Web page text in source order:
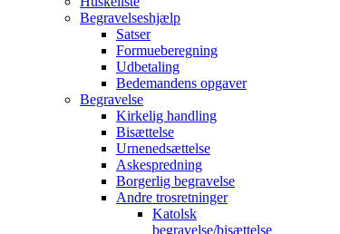
Begravelseshjælp
Satser
Formueberegning
Udbetaling
Bedemandens opgaver
Begravelse
Kirkelig handling
Bisættelse
Urnenedsættelse
Askespredning
Borgerlig begravelse
Andre trosretninger
Katolsk
begravelse/bisættelse